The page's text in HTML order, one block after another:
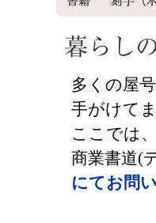
多くの屋
手がけて
ここでは
商業書道(
にてお問